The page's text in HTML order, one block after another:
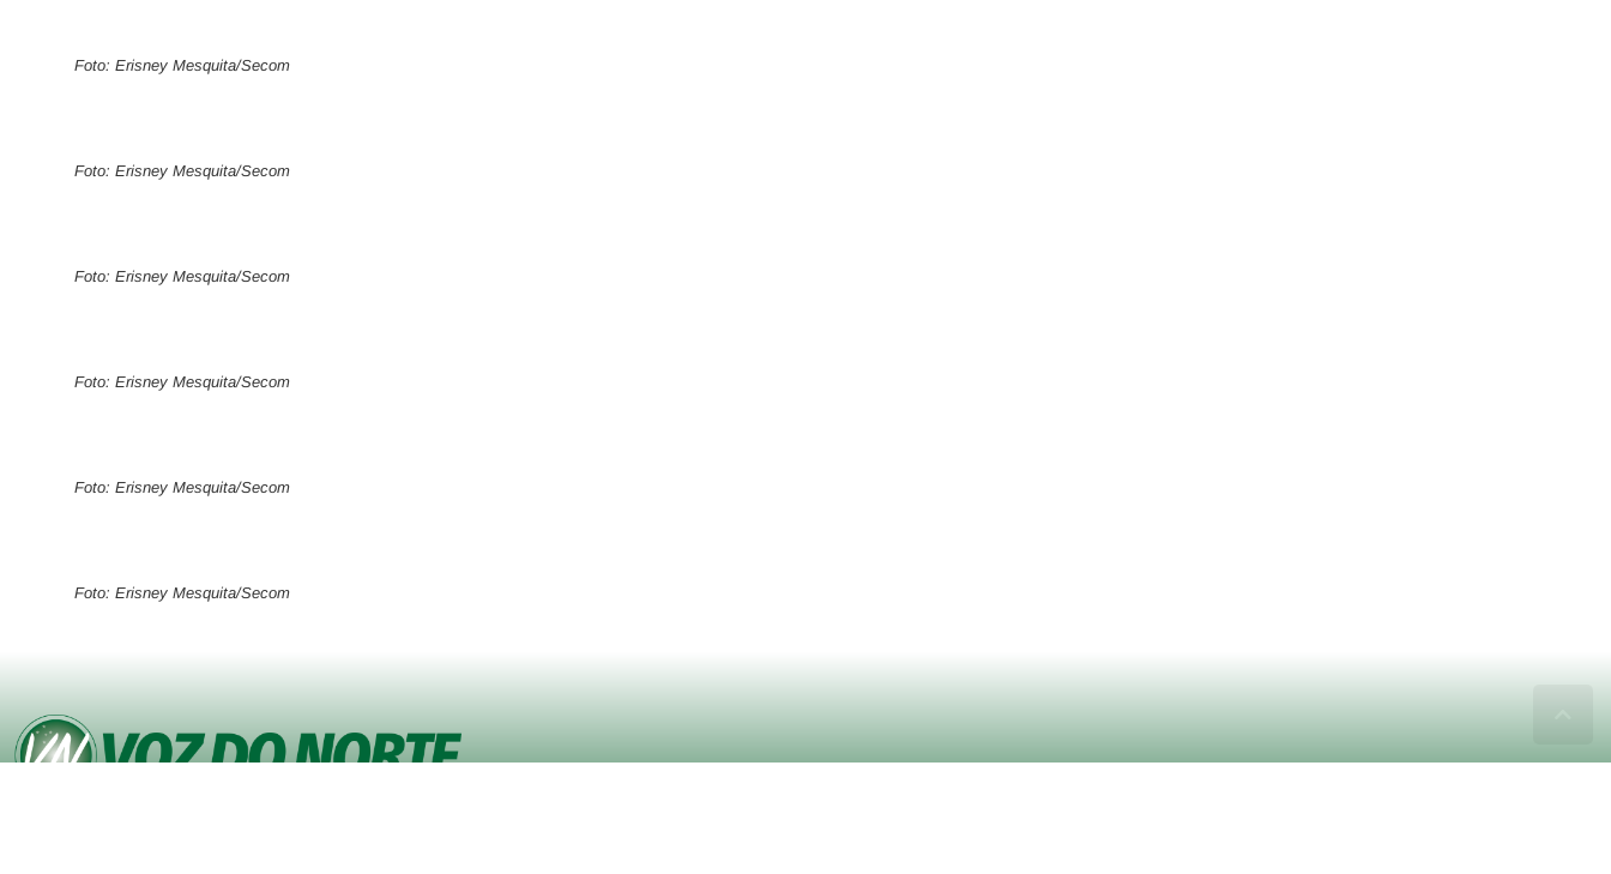
Foto: Erisney Mesquita/Secom
Foto: Erisney Mesquita/Secom
Foto: Erisney Mesquita/Secom
Foto: Erisney Mesquita/Secom
Foto: Erisney Mesquita/Secom
Foto: Erisney Mesquita/Secom